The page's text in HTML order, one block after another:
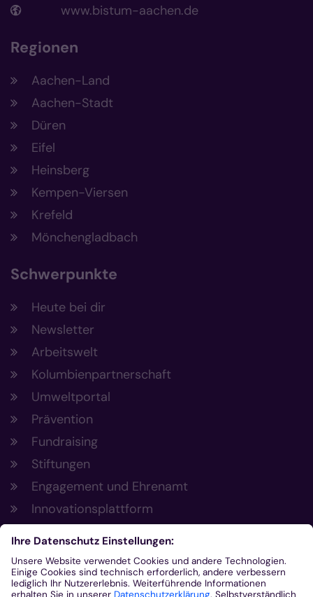
www.bistum-aachen.de
Regionen
Aachen-Land
Aachen-Stadt
Düren
Eifel
Heinsberg
Kempen-Viersen
Krefeld
Mönchengladbach
Schwerpunkte
Heute bei dir
Newsletter
Arbeitswelt
Kolumbienpartnerschaft
Umweltportal
Prävention
Fundraising
Stiftungen
Engagement und Ehrenamt
Innovationsplattform
Aus der Plattform
Nachrichten